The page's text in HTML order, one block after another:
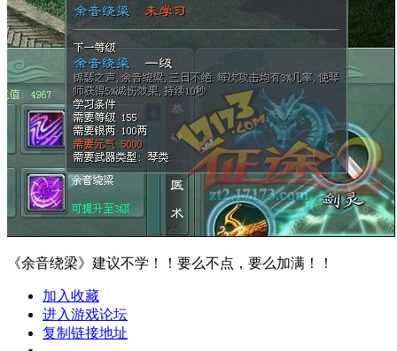
《余音绕梁》建议不学！！要么不点，要么加满！！
加入收藏
进入游戏论坛
复制链接地址